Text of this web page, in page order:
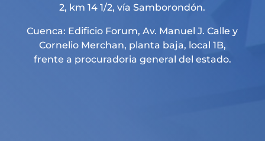
2, km 14 1/2, vía Samborondón.
Cuenca: Edificio Forum, Av. Manuel J. Calle y
Cornelio Merchan, planta baja, local 1B,
frente a procuradoria general del estado.